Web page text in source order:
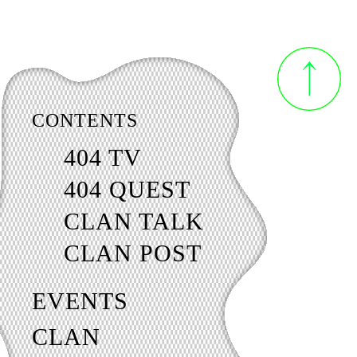
CONTENTS
404 TV
404 QUEST
CLAN TALK
CLAN POST
EVENTS
CLAN